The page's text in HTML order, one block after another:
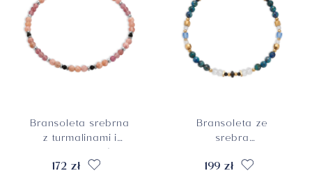
Bransoleta srebrna
z turmalinami i
rodonitami, próba
925
172 zł
Bransoleta ze
srebra
azurytami,
199 zł